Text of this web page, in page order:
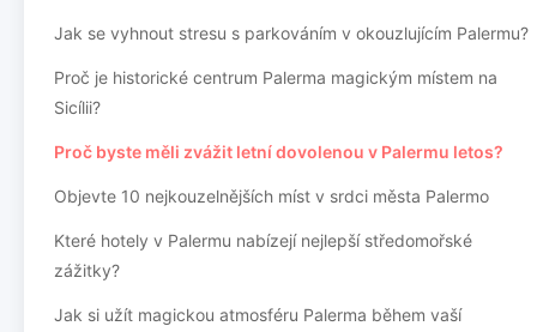
Jak se vyhnout stresu s parkováním v okouzlujícím Palermu?
Proč je historické centrum Palerma magickým místem na
Sicílii?
Proč byste měli zvážit letní dovolenou v Palermu letos?
Objevte 10 nejkouzelnějších míst v srdci města Palermo
Které hotely v Palermu nabízejí nejlepší středomořské
zážitky?
Jak si užít magickou atmosféru Palerma během vaší